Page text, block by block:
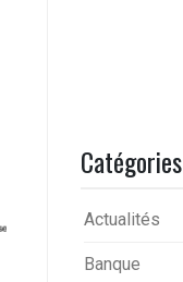
Catégories
Actualités
Banque